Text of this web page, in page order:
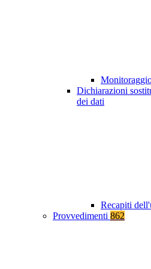
Dichiarazioni
dei dati
Recapiti
Provvedimenti 862